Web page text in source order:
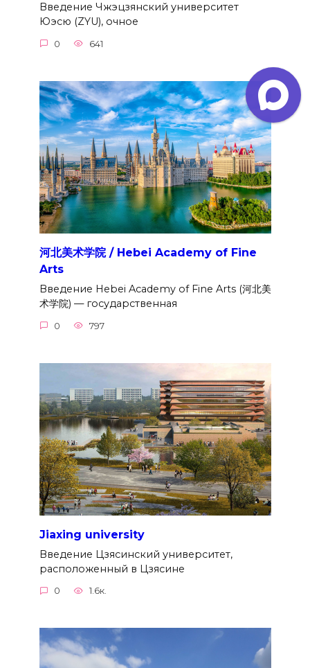
Введение Чжэцзянский университет
Юэсю (ZYU), очное
0 641
河北美术学院 / Hebei Academy of Fine
Arts
Введение Hebei Academy of Fine Arts (河北美
术学院) — государственная
0 797
Jiaxing university
Введение Цзясинский университет,
расположенный в Цзясине
0 1.6к.